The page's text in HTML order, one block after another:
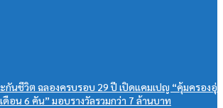
กันชีวิต ฉลองครบรอบ 29 ปี เปิดแคมเปญ “คุ้มครองอุ่น
ดือน 6 คัน” มอบรางวัลรวมกว่า 7 ล้านบาท